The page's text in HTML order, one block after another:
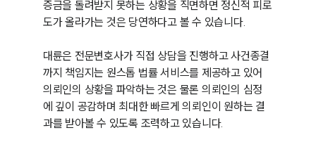
증금을 돌려받지 못하는 상황을 직면하면 정신적 피로
도가 올라가는 것은 당연하다고 볼 수 있습니다.
대륜은 전문변호사가 직접 상담을 진행하고 사건종결
까지 책임지는 원스톱 법률 서비스를 제공하고 있어
의뢰인의 상황을 파악하는 것은 물론 의뢰인의 심정
에 깊이 공감하며 최대한 빠르게 의뢰인이 원하는 결
과를 받아볼 수 있도록 조력하고 있습니다.